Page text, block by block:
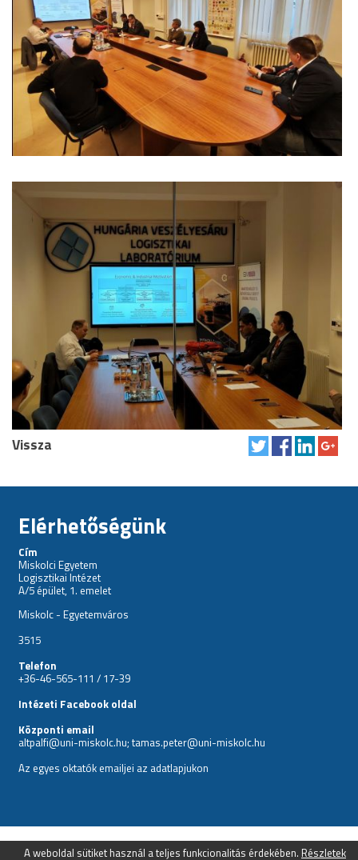
Vissza
Elérhetőségünk
Cím
Miskolci Egyetem
Logisztikai Intézet
A/5 épület, 1. emelet
Miskolc - Egyetemváros
3515
Telefon
+36-46-565-111 / 17-39
Intézeti Facebook oldal
Központi email
altpalfi@uni-miskolc.hu; tamas.peter@uni-miskolc.hu
Az egyes oktatók emailjei az adatlapjukon
A weboldal sütiket használ a teljes funkcionalitás érdekében. Részletek